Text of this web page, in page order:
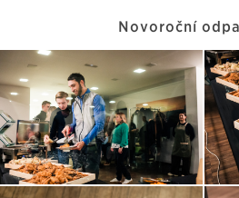
Novoroční